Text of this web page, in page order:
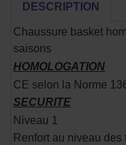
DESCRIPTION
Chaussure basket
saisons
HOMOLOGATION
CE selon la Norme
SECURITE
Niveau 1
Renfort au niveau